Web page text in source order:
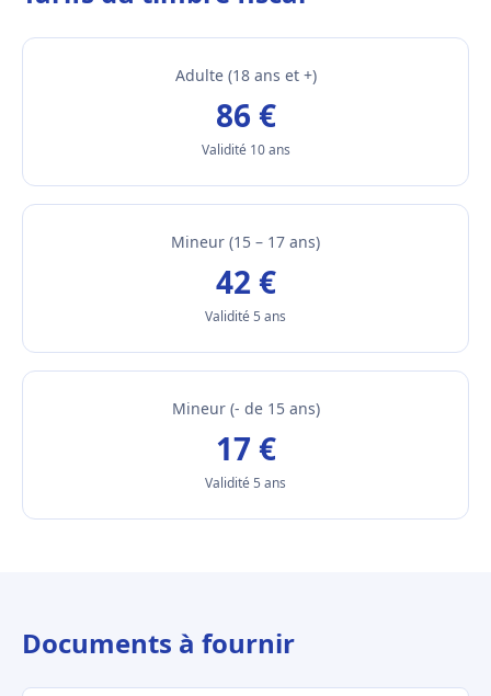
Adulte (18 ans et +)
86 €
Validité 10 ans
Mineur (15 – 17 ans)
42 €
Validité 5 ans
Mineur (- de 15 ans)
17 €
Validité 5 ans
Documents à fournir